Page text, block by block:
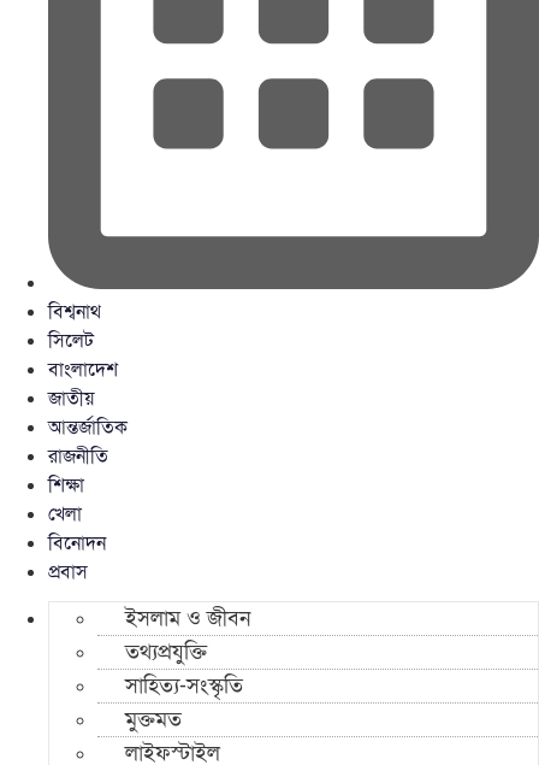
বিশ্বনাথ
সিলেট
বাংলাদেশ
জাতীয়
আন্তর্জাতিক
রাজনীতি
শিক্ষা
খেলা
বিনোদন
প্রবাস
ইসলাম ও জীবন
তথ্যপ্রযুক্তি
সাহিত্য-সংস্কৃতি
মুক্তমত
লাইফস্টাইল